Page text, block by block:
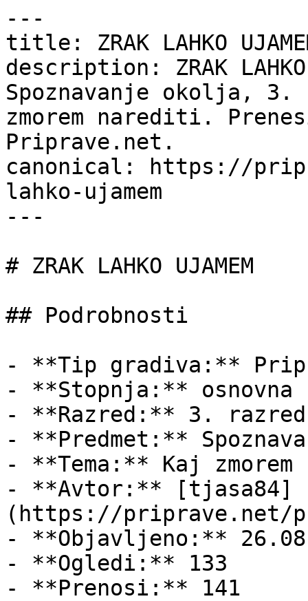
---
title: ZRAK LAHKO
description: ZRAK
Spoznavanje okolja,
zmorem narediti.
Priprave.net.
canonical: https://
lahko-ujamem
---
# ZRAK LAHKO UJAMEM
## Podrobnosti
- **Tip gradiva:**
- **Stopnja:** osnovna
- **Razred:** 3. razred
- **Predmet:**
- **Tema:** Kaj
- **Avtor:** [tjasa84]
(https://priprave.net/
- **Objavljeno:**
- **Ogledi:** 133
- **Prenosi:** 141